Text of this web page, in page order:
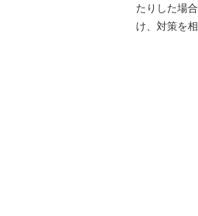
たりした場
け、対策を